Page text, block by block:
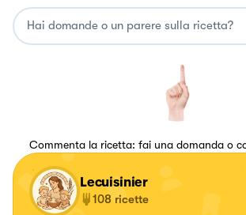
Commenta la ricetta: fai una domanda o
Lecuisinier
108 ricette